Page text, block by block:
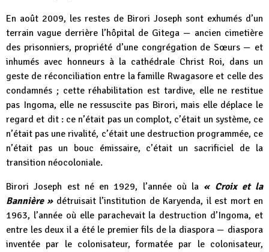
En août 2009, les restes de Birori Joseph sont exhumés d’un
terrain vague derrière l’hôpital de Gitega — ancien cimetière
des prisonniers, propriété d’une congrégation de Sœurs — et
inhumés avec honneurs à la cathédrale Christ Roi, dans un
geste de réconciliation entre la famille Rwagasore et celle des
condamnés ; cette réhabilitation est tardive, elle ne restitue
pas Ingoma, elle ne ressuscite pas Birori, mais elle déplace le
regard et dit : ce n’était pas un complot, c’était un système, ce
n’était pas une rivalité, c’était une destruction programmée, ce
n’était pas un bouc émissaire, c’était un sacrificiel de la
transition néocoloniale.
Birori Joseph est né en 1929, l’année où la « Croix et la
Bannière »détruisait l’institution de Karyenda, il est mort en
1963, l’année où elle parachevait la destruction d’Ingoma, et
entre les deux il a été le premier fils de la diaspora — diaspora
inventée par le colonisateur, formatée par le colonisateur,